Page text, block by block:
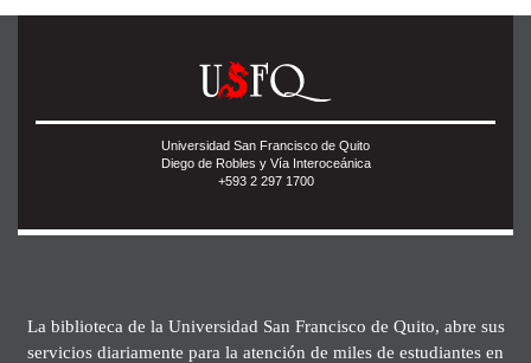
Universidad San Francisco de Quito
Diego de Robles y Vía Interoceánica
+593 2 297 1700
La biblioteca de la Universidad San Francisco de Quito, abre sus
servicios diariamente para la atención de miles de estudiantes en